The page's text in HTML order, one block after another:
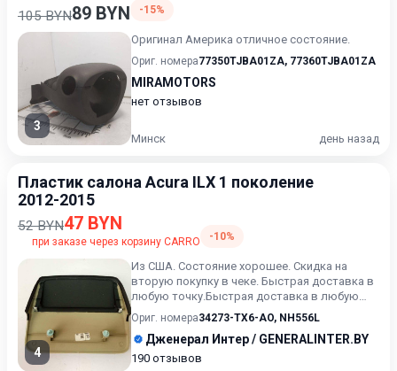
105 BYN89 BYN -15%
3
Оригинал Америка отличное состояние.
Ориг. номера77350TJBA01ZA, 77360TJBA01ZA
MIRAMOTORS
нет отзывов
Минск день назад
Пластик салона Acura ILX 1 поколение
2012-2015
52 BYN47 BYN
при заказе через корзину CARRO -10%
4
Из США. Состояние хорошее. Скидка на
вторую покупку в чеке. Быстрая доставка в
любую точку.Быстрая доставка в любую
точку. Возможность расче...
Ориг. номера34273-TX6-AO, NH556L
Дженерал Интер / GENERALINTER.BY
190 отзывов